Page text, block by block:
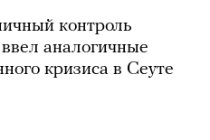
контроль
аналогичные
кризиса в Сеуте